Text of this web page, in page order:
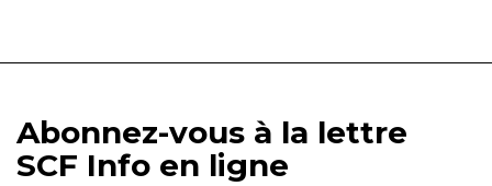
Abonnez-vous à la lettre
SCF Info en ligne